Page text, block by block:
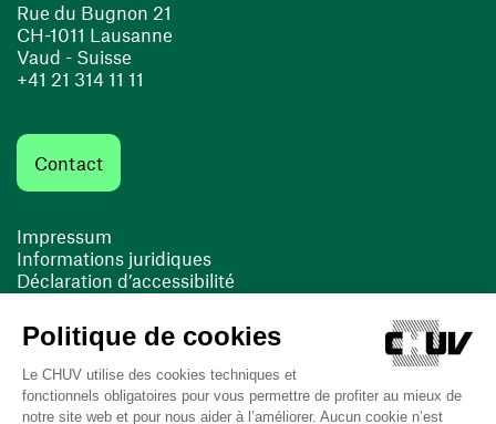
Rue du Bugnon 21
CH-1011 Lausanne
Vaud - Suisse
+41 21 314 11 11
Contact
Impressum
Informations juridiques
Déclaration d’accessibilité
Cookies